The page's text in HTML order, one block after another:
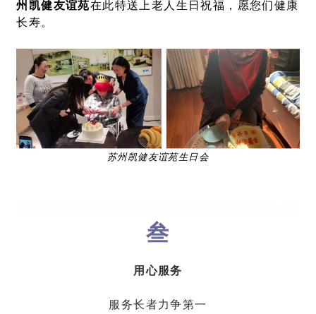
州凯健友谊苑在此特送上老人生日祝福，愿您们健康
长寿。
苏州凯健友谊苑生日会
叁
用心服务
服务长者力争第一